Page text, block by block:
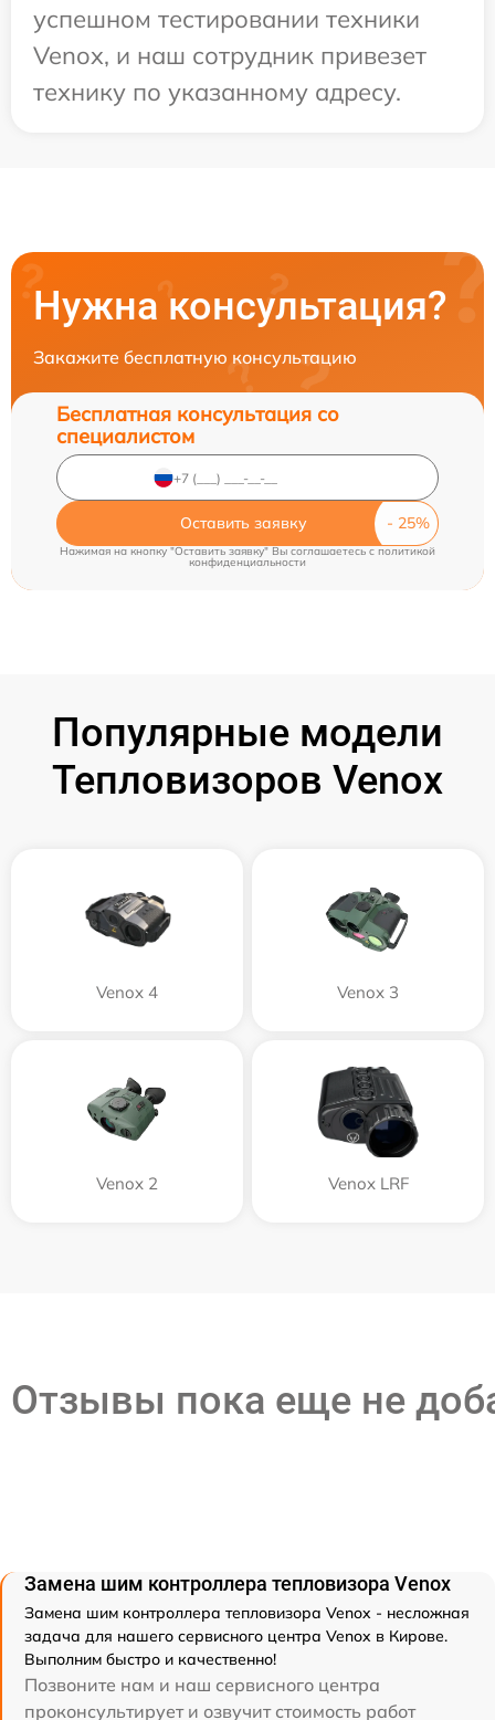
успешном тестировании техники
Venox, и наш сотрудник привезет
технику по указанному адресу.
Нужна консультация?
Закажите бесплатную консультацию
Бесплатная консультация со
специалистом
Оставить заявку
Нажимая на кнопку "Оставить заявку" Вы соглашаетесь c политикой
конфиденциальности
Популярные модели
Тепловизоров Venox
Venox 4 Venox 3
Venox 2 Venox LRF
Отзывы пока еще не
Замена шим контроллера тепловизора Venox
Замена шим контроллера тепловизора Venox - несложная
задача для нашего сервисного центра Venox в Кирове.
Выполним быстро и качественно!
Позвоните нам и наш сервисного центра
проконсультирует и озвучит стоимость работ